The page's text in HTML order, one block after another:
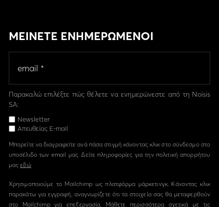
ΜΕΙΝΕΤΕ ΕΝΗΜΕΡΩΜΕΝΟΙ
Παρακαλώ επιλέξτε πώς θέλετε να ενημερώνεστε από τη Noisis
SA:
Newsletter
Απευθείας E-mail
Μπορείτε να διαγραφείτε ανά πάσα στιγμή κάνοντας κλικ στο σύνδεσμο στο
υποσέλιδο των email μας. Δείτε πληροφορίες για την πολιτική απορρήτου
μαςεδώ
Χρησιμοποιούμε το Mailchimp ως πλατφόρμα μάρκετινγκ. Κάνοντας κλικ
παρακάτω για εγγραφή, αναγνωρίζετε ότι τα στοιχεία σας θα μεταφερθούν
στο Mailchimp για επεξεργασία. Μάθετε περισσότερα σχετικά με τις